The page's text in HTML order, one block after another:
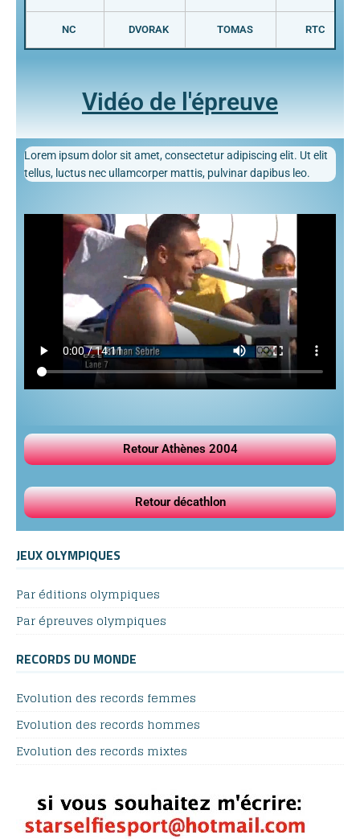
NC DVORAK TOMAS RTC
Vidéo de l'épreuve
Lorem ipsum dolor sit amet, consectetur adipiscing elit. Ut elit
tellus, luctus nec ullamcorper mattis, pulvinar dapibus leo.
Retour Athènes 2004
Retour décathlon
JEUX OLYMPIQUES
Par éditions olympiques
Par épreuves olympiques
RECORDS DU MONDE
Evolution des records femmes
Evolution des records hommes
Evolution des records mixtes